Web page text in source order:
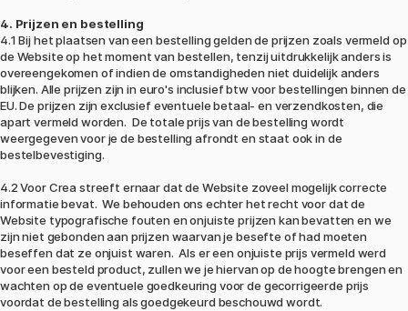
4. Prijzen en bestelling
4.1 Bij het plaatsen van een bestelling gelden de prijzen zoals vermeld op
de Website op het moment van bestellen, tenzij uitdrukkelijk anders is
overeengekomen of indien de omstandigheden niet duidelijk anders
blijken. Alle prijzen zijn in euro's inclusief btw voor bestellingen binnen de
EU. De prijzen zijn exclusief eventuele betaal- en verzendkosten, die
apart vermeld worden. De totale prijs van de bestelling wordt
weergegeven voor je de bestelling afrondt en staat ook in de
bestelbevestiging.
4.2 Voor Crea streeft ernaar dat de Website zoveel mogelijk correcte
informatie bevat. We behouden ons echter het recht voor dat de
Website typografische fouten en onjuiste prijzen kan bevatten en we
zijn niet gebonden aan prijzen waarvan je besefte of had moeten
beseffen dat ze onjuist waren. Als er een onjuiste prijs vermeld werd
voor een besteld product, zullen we je hiervan op de hoogte brengen en
wachten op de eventuele goedkeuring voor de gecorrigeerde prijs
voordat de bestelling als goedgekeurd beschouwd wordt.